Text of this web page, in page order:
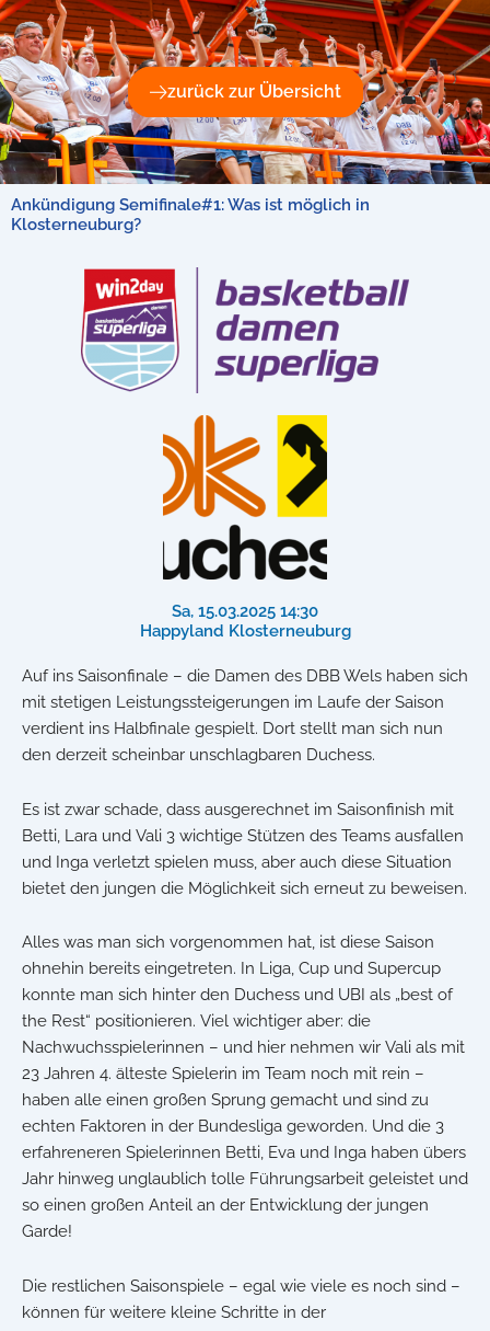
zurück zur Übersicht
Ankündigung Semifinale#1: Was ist möglich in
Klosterneuburg?
Sa, 15.03.2025 14:30
Happyland Klosterneuburg
Auf ins Saisonfinale – die Damen des DBB Wels haben sich
mit stetigen Leistungssteigerungen im Laufe der Saison
verdient ins Halbfinale gespielt. Dort stellt man sich nun
den derzeit scheinbar unschlagbaren Duchess.
Es ist zwar schade, dass ausgerechnet im Saisonfinish mit
Betti, Lara und Vali 3 wichtige Stützen des Teams ausfallen
und Inga verletzt spielen muss, aber auch diese Situation
bietet den jungen die Möglichkeit sich erneut zu beweisen.
Alles was man sich vorgenommen hat, ist diese Saison
ohnehin bereits eingetreten. In Liga, Cup und Supercup
konnte man sich hinter den Duchess und UBI als „best of
the Rest“ positionieren. Viel wichtiger aber: die
Nachwuchsspielerinnen – und hier nehmen wir Vali als mit
23 Jahren 4. älteste Spielerin im Team noch mit rein –
haben alle einen großen Sprung gemacht und sind zu
echten Faktoren in der Bundesliga geworden. Und die 3
erfahreneren Spielerinnen Betti, Eva und Inga haben übers
Jahr hinweg unglaublich tolle Führungsarbeit geleistet und
so einen großen Anteil an der Entwicklung der jungen
Garde!
Die restlichen Saisonspiele – egal wie viele es noch sind –
können für weitere kleine Schritte in der